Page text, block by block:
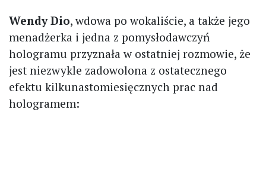
Wendy Dio, wdowa po wokaliście, a także jego
menadżerka i jedna z pomysłodawczyń
hologramu przyznała w ostatniej rozmowie, że
jest niezwykle zadowolona z ostatecznego
efektu kilkunastomiesięcznych prac nad
hologramem: